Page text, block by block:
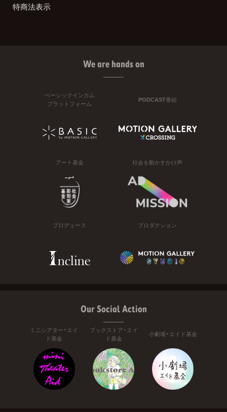
特商法表示
We are hands on
ベーシックインカム
プラットフォーム
PODCAST番組
アート基金 社会を動かすかけ声
プロデュース プロダクション
Our Social Action
ミニシアター・エイ
ド基金
ブックストア・エイ
ド基金
小劇場・エイド基金